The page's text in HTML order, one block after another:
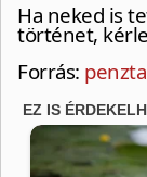
Ha neked is
történet,
Forrás: